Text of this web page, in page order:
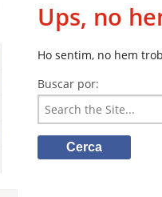
Ups, no
Ho sentim, no hem
Buscar por: